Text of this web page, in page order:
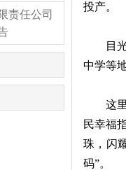
责任公司
投产。
目光
中学等
这里
民幸福
珠，闪
码”。